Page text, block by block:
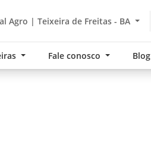
Agro | Teixeira de Freitas - BA
Fale conosco Blog